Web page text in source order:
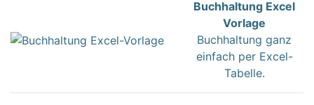
Buchhaltung Excel
Vorlage
Buchhaltung ganz
einfach per Excel-
Tabelle.